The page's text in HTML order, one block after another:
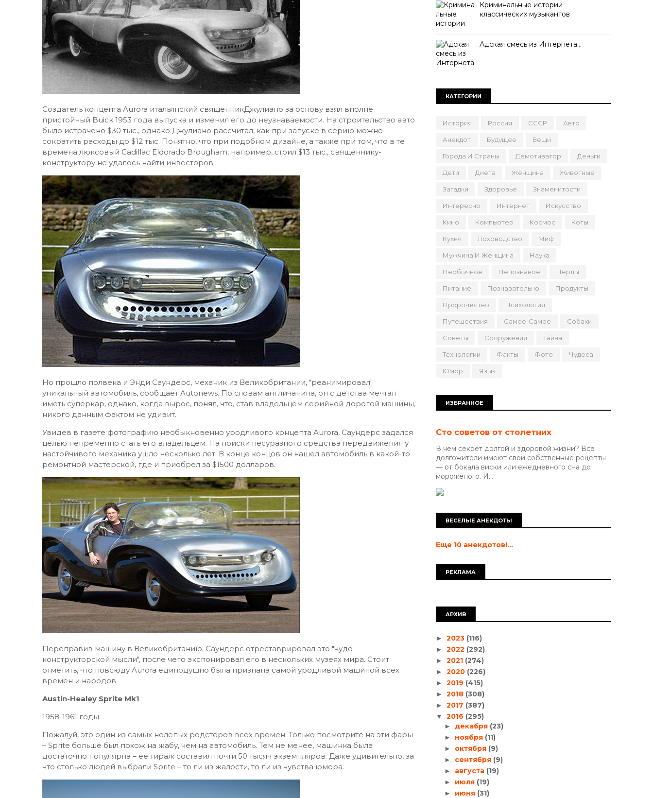
Создатель концепта Aurora итальянский священникДжулиано за основу взял вполне
пристойный Buick 1953 года выпуска и изменил его до неузнаваемости. На строительство авто
было истрачено $30 тыс., однако Джулиано рассчитал, как при запуске в серию можно
сократить расходы до $12 тыс. Понятно, что при подобном дизайне, а также при том, что в те
времена люксовый Cadillac Eldorado Brougham, например, стоил $13 тыс., священнику-
конструктору не удалось найти инвесторов.
Но прошло полвека и Энди Саундерс, механик из Великобритании, "реанимировал"
уникальный автомобиль, сообщает Autonews. По словам англичанина, он с детства мечтал
иметь суперкар, однако, когда вырос, понял, что, став владельцем серийной дорогой машины,
никого данным фактом не удивит.
Увидев в газете фотографию необыкновенно уродливого концепта Aurora, Саундерс задался
целью непременно стать его владельцем. На поиски несуразного средства передвижения у
настойчивого механика ушло несколько лет. В конце концов он нашел автомобиль в какой-то
ремонтной мастерской, где и приобрел за $1500 долларов.
Переправив машину в Великобританию, Саундерс отреставрировал это "чудо
конструкторской мысли", после чего экспонировал его в нескольких музеях мира. Стоит
отметить, что повсюду Aurora единодушно была признана самой уродливой машиной всех
времен и народов.
Austin-Healey Sprite Mk1
1958-1961 годы
Пожалуй, это один из самых нелепых родстеров всех времен. Только посмотрите на эти фары
– Sprite больше был похож на жабу, чем на автомобиль. Тем не менее, машинка была
достаточно популярна – ее тираж составил почти 50 тысяч экземпляров. Даже удивительно, за
что столько людей выбрали Sprite – то ли из жалости, то ли из чувства юмора.
Криминальные истории
классических музыкантов
Адская смесь из Интернета…
КАТЕГОРИИ
История Россия СССР Авто
Анекдот Будущее Вещи
Города И Страны Демотиватор Деньги
Дети Диета Женщина Животные
Загадки Здоровье Знаменитости
Интересно Интернет Искусство
Кино Компьютер Космос Коты
Кухня Лоховодство Миф
Мужчина И Женщина Наука
Необычное Непознаное Перлы
Питание Познавательно Продукты
Пророчество Психология
Путешествия Самое-Самое Собаки
Советы Сооружения Тайна
Технологии Факты Фото Чудеса
Юмор Язык
ИЗБРАННОЕ
Сто советов от столетних
В чем секрет долгой и здоровой жизни? Все
долгожители имеют свои собственные рецепты
— от бокала виски или ежедневного сна до
мороженого. И...
ВЕСЕЛЫЕ АНЕКДОТЫ
Еще 10 анекдотов!...
РЕКЛАМА
АРХИВ
► 2023 (116)
► 2022 (292)
► 2021 (274)
► 2020 (226)
► 2019 (415)
► 2018 (308)
► 2017 (387)
▼ 2016 (295)
► декабря (23)
► ноября (11)
► октября (9)
► сентября (9)
► августа (19)
► июля (19)
► июня (31)